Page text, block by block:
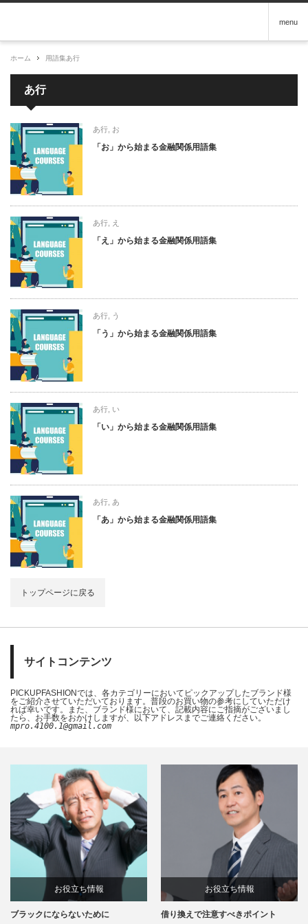
menu
ホーム 用語集あ行
あ行
あ行, お
「お」から始まる金融関係用語集
あ行, え
「え」から始まる金融関係用語集
あ行, う
「う」から始まる金融関係用語集
あ行, い
「い」から始まる金融関係用語集
あ行, あ
「あ」から始まる金融関係用語集
トップページに戻る
サイトコンテンツ
PICKUPFASHIONでは、各カテゴリーにおいてピックアップしたブランド様
をご紹介させていただいております。普段のお買い物の参考にしていただけ
れば幸いです。また、ブランド様において、記載内容にご指摘がございまし
たら、お手数をおかけしますが、以下アドレスまでご連絡ください。
mpro.4100.1@gmail.com
お役立ち情報
ブラックにならないために
お役立ち情報
借り換えで注意すべきポイント